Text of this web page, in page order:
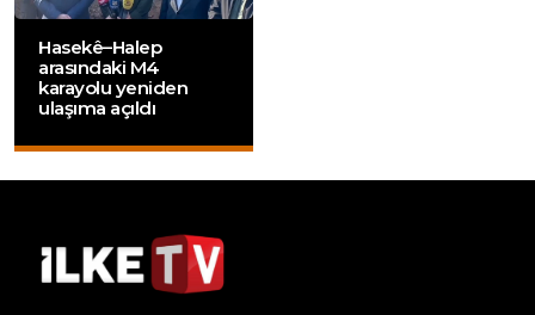
Hasekê–Halep
arasındaki M4
karayolu yeniden
ulaşıma açıldı